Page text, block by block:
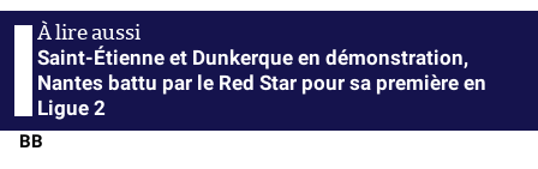
Saint-Étienne et Dunkerque en démonstration,
Nantes battu par le Red Star pour sa première en
Ligue 2
BB